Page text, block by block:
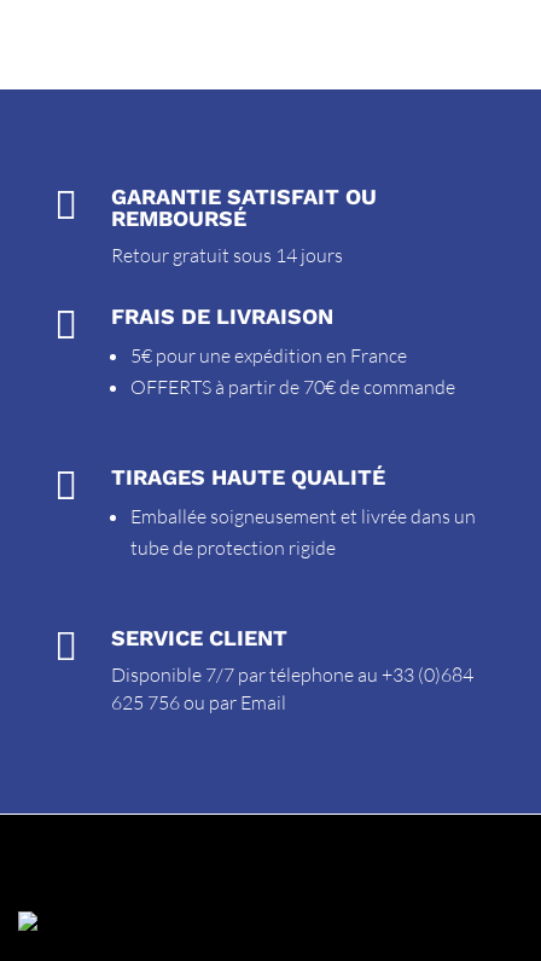

GARANTIE SATISFAIT OU
REMBOURSÉ
Retour gratuit sous 14 jours
 FRAIS DE LIVRAISON
5€ pour une expédition en France
OFFERTS à partir de 70€ de commande
 TIRAGES HAUTE QUALITÉ
Emballée soigneusement et livrée dans un
tube de protection rigide
 SERVICE CLIENT
Disponible 7/7 par télephone au +33 (0)684
625 756 ou par Email